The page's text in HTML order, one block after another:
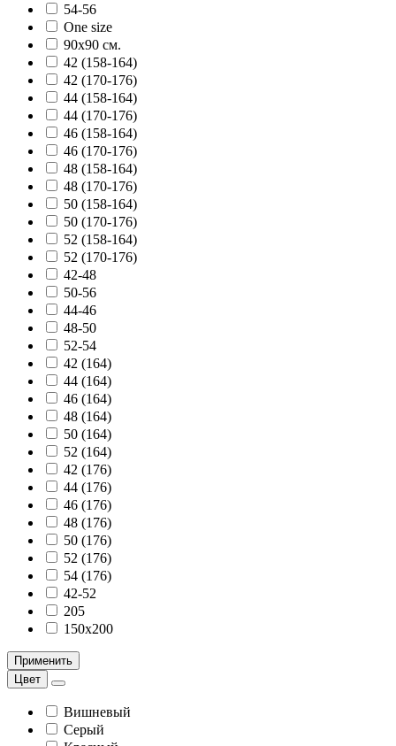
54-56
One size
90х90 см.
42 (158-164)
42 (170-176)
44 (158-164)
44 (170-176)
46 (158-164)
46 (170-176)
48 (158-164)
48 (170-176)
50 (158-164)
50 (170-176)
52 (158-164)
52 (170-176)
42-48
50-56
44-46
48-50
52-54
42 (164)
44 (164)
46 (164)
48 (164)
50 (164)
52 (164)
42 (176)
44 (176)
46 (176)
48 (176)
50 (176)
52 (176)
54 (176)
42-52
205
150х200
Применить
Цвет
Вишневый
Серый